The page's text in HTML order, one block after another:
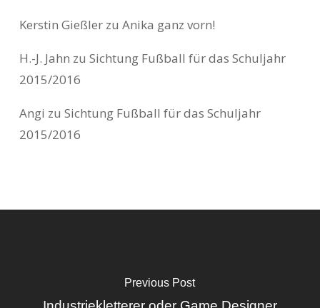
Kerstin Gießlerzu Anika ganz vorn!
H.-J. Jahn zu Sichtung Fußball für das Schuljahr
2015/2016
Angi zu Sichtung Fußball für das Schuljahr
2015/2016
Previous Post